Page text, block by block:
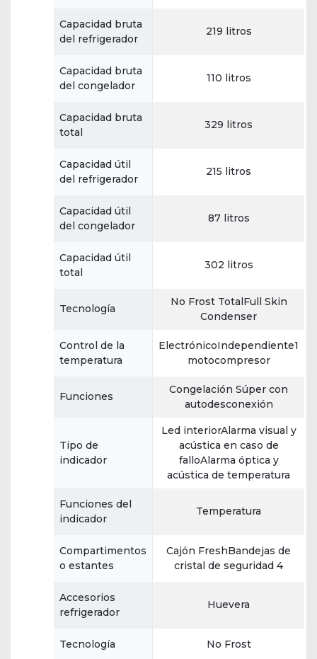
Capacidad bruta
del refrigerador
219 litros
Capacidad bruta
del congelador
110 litros
Capacidad bruta
total
329 litros
Capacidad útil
del refrigerador
215 litros
Capacidad útil
del congelador
87 litros
Capacidad útil
total
302 litros
Tecnología
No Frost TotalFull Skin
Condenser
Control de la
temperatura
ElectrónicoIndependiente1
motocompresor
Funciones
Congelación Súper con
autodesconexión
Tipo de
indicador
Led interiorAlarma visual y
acústica en caso de
falloAlarma óptica y
acústica de temperatura
Funciones del
indicador
Temperatura
Compartimentos
o estantes
Cajón FreshBandejas de
cristal de seguridad 4
Accesorios
refrigerador
Huevera
Tecnología No Frost